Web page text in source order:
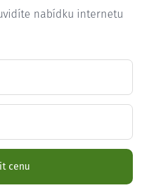
nabídku internetu
cenu